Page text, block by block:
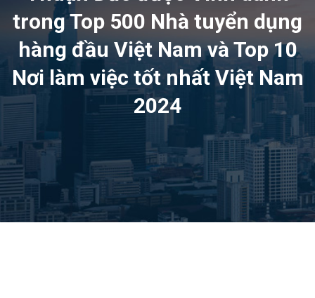
trong Top 500 Nhà tuyển dụng
hàng đầu Việt Nam và Top 10
Nơi làm việc tốt nhất Việt Nam
2024